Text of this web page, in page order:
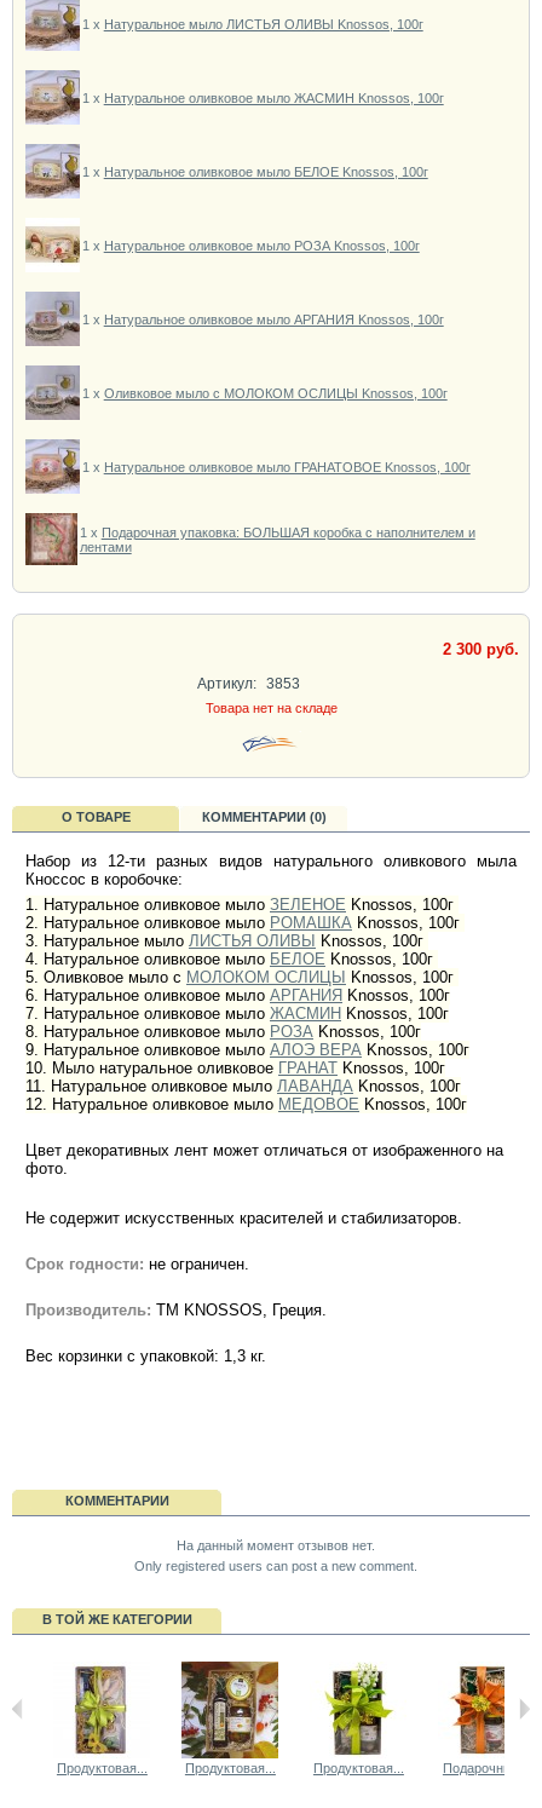
1 x Натуральное мыло ЛИСТЬЯ ОЛИВЫ Knossos, 100г
1 x Натуральное оливковое мыло ЖАСМИН Knossos, 100г
1 x Натуральное оливковое мыло БЕЛОЕ Knossos, 100г
1 x Натуральное оливковое мыло РОЗА Knossos, 100г
1 x Натуральное оливковое мыло АРГАНИЯ Knossos, 100г
1 x Оливковое мыло с МОЛОКОМ ОСЛИЦЫ Knossos, 100г
1 x Натуральное оливковое мыло ГРАНАТОВОЕ Knossos, 100г
1 x Подарочная упаковка: БОЛЬШАЯ коробка с наполнителем и
лентами
2 300 руб.
Артикул: 3853
Товара нет на складе
О ТОВАРЕ КОММЕНТАРИИ (0)
Набор из 12-ти разных видов натурального оливкового мыла
Кноссос в коробочке:
1. Натуральное оливковое мыло ЗЕЛЕНОЕ Knossos, 100г
2. Натуральное оливковое мыло РОМАШКА Knossos, 100г
3. Натуральное мыло ЛИСТЬЯ ОЛИВЫ
Knossos, 100г
4. Натуральное оливковое мыло БЕЛОЕ Knossos, 100г
5. Оливковое мыло с МОЛОКОМ ОСЛИЦЫ
Knossos, 100г
6. Натуральное оливковое мыло АРГАНИЯ Knossos, 100г
7. Натуральное оливковое мыло ЖАСМИН Knossos, 100г
8. Натуральное оливковое мыло РОЗА Knossos, 100г
9. Натуральное оливковое мыло АЛОЭ ВЕРА Knossos, 100г
10. Мыло натуральное оливковое ГРАНАТ Knossos, 100г
11. Натуральное оливковое мыло ЛАВАНДА Knossos, 100г
12. Натуральное оливковое мыло МЕДОВОЕ Knossos, 100г
Цвет декоративных лент может отличаться от изображенного на
фото.
Не содержит искусственных красителей и стабилизаторов.
Срок годности: не ограничен.
Производитель: ТМ KNOSSOS, Греция.
Вес корзинки с упаковкой: 1,3 кг.
КОММЕНТАРИИ
На данный момент отзывов нет.
Only registered users can post a new comment.
В ТОЙ ЖЕ КАТЕГОРИИ
Продуктовая... Продуктовая... Продуктовая... Подарочный...